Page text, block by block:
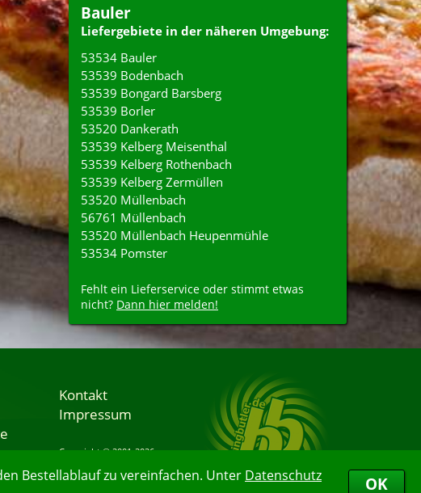
Bestellablauf zu vereinfachen. Unter Datenschutz
OK
Bauler
Liefergebiete in der näheren Umgebung:
53534 Bauler
53539 Bodenbach
53539 Bongard Barsberg
53539 Borler
53520 Dankerath
53539 Kelberg Meisenthal
53539 Kelberg Rothenbach
53539 Kelberg Zermüllen
53520 Müllenbach
56761 Müllenbach
53520 Müllenbach Heupenmühle
53534 Pomster
Fehlt ein Lieferservice oder stimmt etwas
nicht? Dann hier melden!
Kontakt
Impressum
Copyright © 2001-2026
07.08.2026 00:54:41